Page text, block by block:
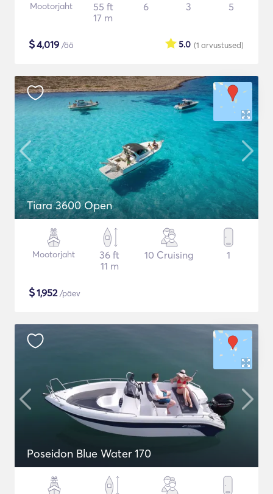
Mootorjaht
55 ft
17 m
6 3 5
$4,019 /öö (1 arvustused)
5.0
Tiara 3600 Open
Mootorjaht
36 ft
11 m
10 Cruising 1
$1,952/päev
Poseidon Blue Water 170